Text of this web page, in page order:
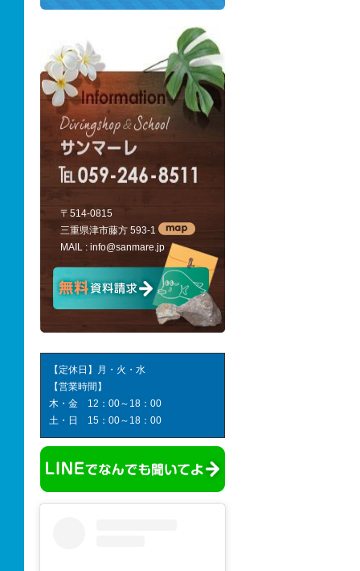
〒514-0815
三重県津市藤方 593-1
MAIL : info@sanmare.jp
【定休日】月・火・水
【営業時間】
木・金 12：00～18：00
土・日 15：00～18：00